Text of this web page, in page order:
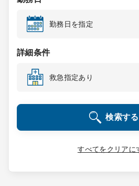
コンサルタント
成功事例
転職ノウハウ
9:00 ～ 18:00
0120-337-
勤務日を指定
詳細条件
救急指定あり
検索する
すべてをクリアに